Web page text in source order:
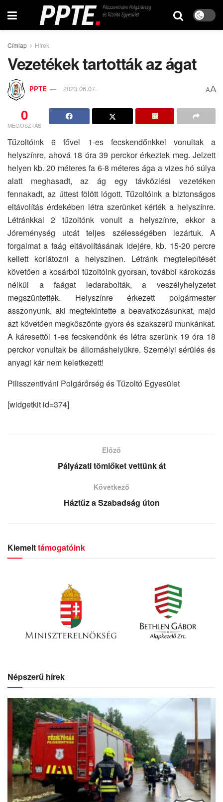
Címlap Hírek
Vezetékek tartották az ágat
PPTE 2023.06.07. AA
0
MEGOSZTÁS
Tűzoltóink 6 fővel 1-es fecskendőnkkel vonultak a
helyszínre, ahová 18 óra 39 perckor érkeztek meg. Jelzett
helyen kb. 20 méteres fa 6-8 méteres ága a vizes hó súlya
alatt meghasadt, az ág egy távközlési vezetéken
fennakadt, az úttest fölött lógott. Tűzoltóink a biztonságos
eltávolítás érdekében létra szerünket kérték a helyszínre.
Létránkkal 2 tűzoltónk vonult a helyszínre, ekkor a
Jóreménység utcát teljes szélességében lezártuk. A
forgalmat a faág eltávolításának idejére, kb. 15-20 percre
kellett korlátozni a helyszínen. Létránk megtelepítését
követően a kosárból tűzoltóink gyorsan, további károkozás
nélkül a faágat ledarabolták, a veszélyhelyzetet
megszüntették. Helyszínre érkezett polgármester
asszonyunk, aki megtekintette a beavatkozásunkat, majd
azt követően megköszönte gyors és szakszerű munkánkat.
A káresettől 1-es fecskendőnk és létra szerünk 19 óra 18
perckor vonultak be állomáshelyükre. Személyi sérülés és
anyagi kár nem keletkezett!
Pilisszentiváni Polgárőrség és Tűzoltó Egyesület
[widgetkit id=374]
Előző
Pályázati tömlőket vettünk át
Következő
Háztűz a Szabadság úton
Kiemelttámogatóink
Népszerű hírek